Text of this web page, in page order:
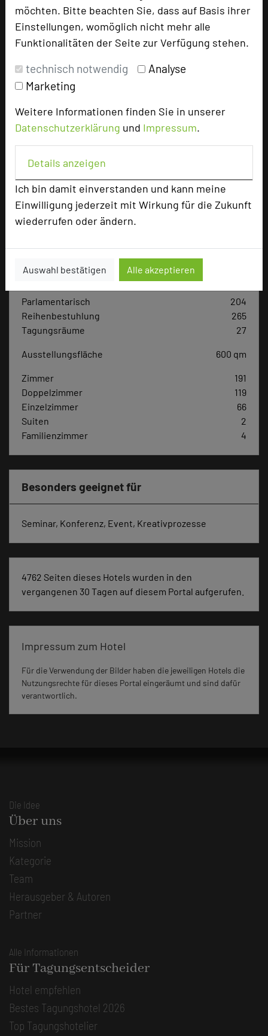
möchten. Bitte beachten Sie, dass auf Basis ihrer
Einstellungen, womöglich nicht mehr alle
Funktionalitäten der Seite zur Verfügung stehen.
technisch notwendig
Analyse
Marketing
Weitere Informationen finden Sie in unserer
Datenschutzerklärung und Impressum.
Details anzeigen
Ich bin damit einverstanden und kann meine
Einwilligung jederzeit mit Wirkung für die Zukunft
wiederrufen oder ändern.
Auswahl bestätigen Alle akzeptieren
Bewertung
Hotel bewerten
Max. Tagungskapazität (Personen)
Parlamentarisch
204
Reihenbestuhlung
265
Tagungsräume
27
Ausstellungsfläche 600 qm
Zimmer
191
Doppelzimmer
119
Einzelzimmer
66
Suiten
2
Familienzimmer
4
Besonders geeignet für
Seminar, Konferenz, Event, Kreativprozesse
4762 Seiten dieses Hotels wurden in den
vergangenen 30 Tagen auf diesem Portal aufgerufen.
Impressum zum Hotel
Für die Verwendung der Bilder haben die jeweiligen Hotels die
Nutzungsrechte für dieses Portal eingeräumt und sind dafür
verantwortlich.
Die Idee
Über uns
Mission
Kategorie
Team
Herausgeber & Autoren
Partner
Alle Informationen
Für Tagungsentscheider
Hotel empfehlen
Bestes Tagungshotel 2026
Top Tagungshotelier